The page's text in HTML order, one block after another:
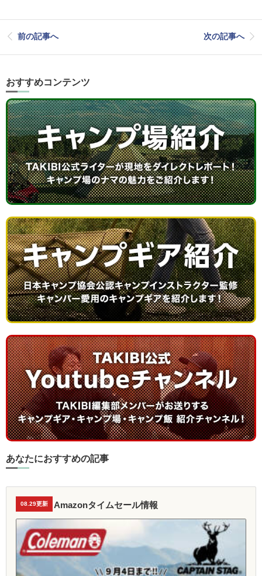
前の記事へ 次の記事へ
おすすめコンテンツ
あなたにおすすめの記事
08.29更新 Amazonタイムセール情報